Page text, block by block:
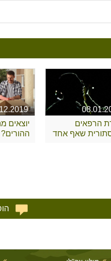
הרפאים
שאף אחד
יוצאים